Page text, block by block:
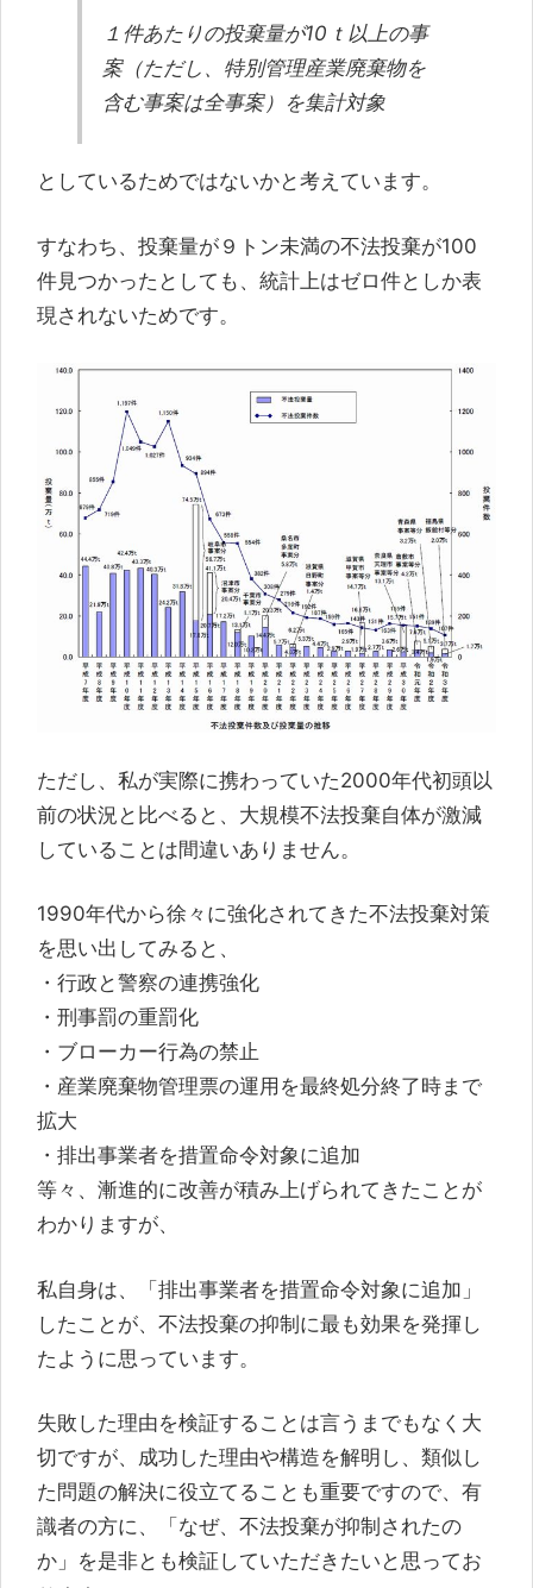
１件あたりの投棄量が10ｔ以上の事
案（ただし、特別管理産業廃棄物を
含む事案は全事案）を集計対象
としているためではないかと考えています。
すなわち、投棄量が９トン未満の不法投棄が100
件見つかったとしても、統計上はゼロ件としか表
現されないためです。
ただし、私が実際に携わっていた2000年代初頭以
前の状況と比べると、大規模不法投棄自体が激減
していることは間違いありません。
1990年代から徐々に強化されてきた不法投棄対策
を思い出してみると、
・行政と警察の連携強化
・刑事罰の重罰化
・ブローカー行為の禁止
・産業廃棄物管理票の運用を最終処分終了時まで
拡大
・排出事業者を措置命令対象に追加
等々、漸進的に改善が積み上げられてきたことが
わかりますが、
私自身は、「排出事業者を措置命令対象に追加」
したことが、不法投棄の抑制に最も効果を発揮し
たように思っています。
失敗した理由を検証することは言うまでもなく大
切ですが、成功した理由や構造を解明し、類似し
た問題の解決に役立てることも重要ですので、有
識者の方に、「なぜ、不法投棄が抑制されたの
か」を是非とも検証していただきたいと思ってお